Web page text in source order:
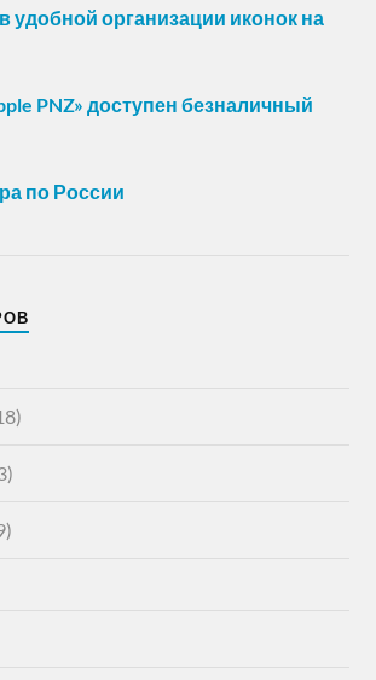
удобной организации иконок на
PNZ» доступен безналичный
по России